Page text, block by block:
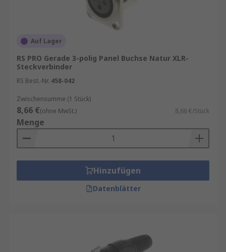
Auf Lager
RS PRO Gerade 3-polig Panel Buchse Natur XLR-
Steckverbinder
RS Best.-Nr. 458-042
Zwischensumme (1 Stück)
8,66 €(ohne MwSt.) 8,66 €/Stück
Menge
Hinzufügen
Datenblätter